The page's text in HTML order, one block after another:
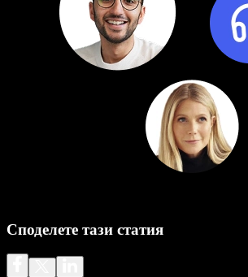
Споделете тази статия